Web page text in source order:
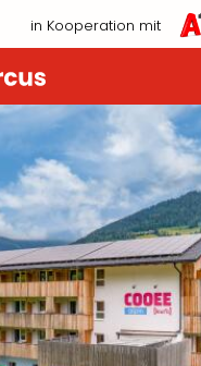
in Kooperation mit